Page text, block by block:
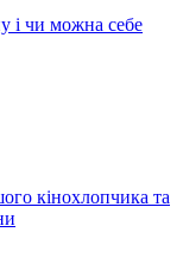
і чи можна себе
кінохлопчика та